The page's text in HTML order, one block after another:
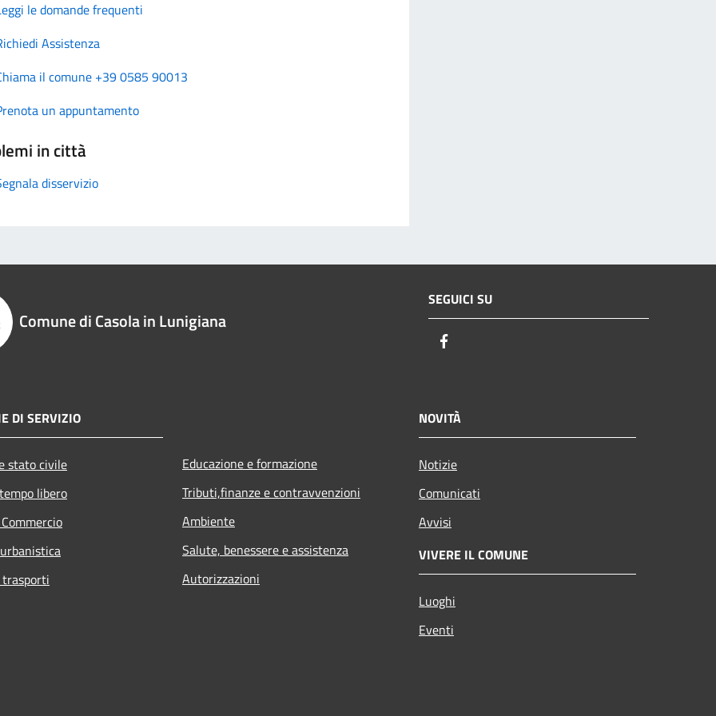
le domande frequenti
Assistenza
il comune +39 0585 90013
un appuntamento
in città
disservizio
Comune di Casola in Lunigiana
SEGUICI SU
DI SERVIZIO
stato civile
libero
Educazione e formazione
Tributi,finanze e contravvenzioni
Ambiente
Salute, benessere e assistenza
Autorizzazioni
NOVITÀ
Notizie
Comunicati
Avvisi
VIVERE IL COMUNE
Luoghi
Eventi